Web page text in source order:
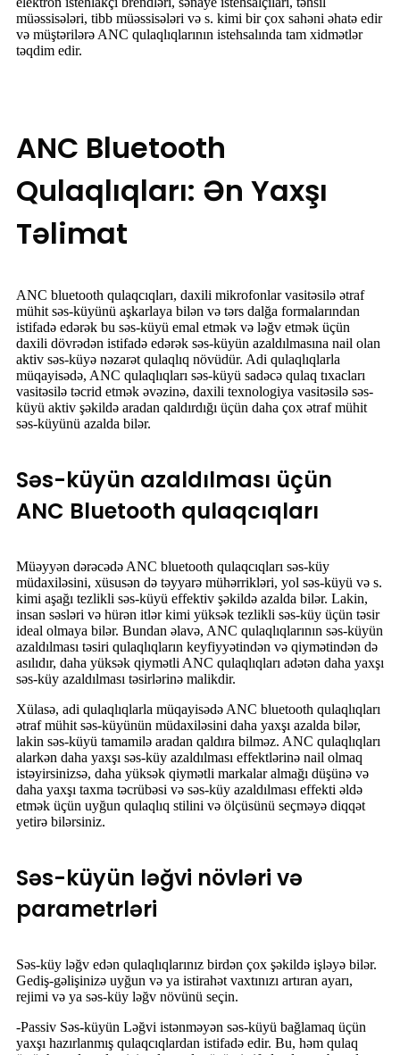
müəssisələri, tibb müəssisələri və s. kimi bir çox sahəni əhatə edir
və müştərilərə ANC qulaqlıqlarının istehsalında tam xidmətlər
təqdim edir.
ANC Bluetooth
Qulaqlıqları: Ən Yaxşı
Təlimat
ANC bluetooth qulaqcıqları, daxili mikrofonlar vasitəsilə ətraf
mühit səs-küyünü aşkarlaya bilən və tərs dalğa formalarından
istifadə edərək bu səs-küyü emal etmək və ləğv etmək üçün
daxili dövrədən istifadə edərək səs-küyün azaldılmasına nail olan
aktiv səs-küyə nəzarət qulaqlıq növüdür. Adi qulaqlıqlarla
müqayisədə, ANC qulaqlıqları səs-küyü sadəcə qulaq tıxacları
vasitəsilə təcrid etmək əvəzinə, daxili texnologiya vasitəsilə səs-
küyü aktiv şəkildə aradan qaldırdığı üçün daha çox ətraf mühit
səs-küyünü azalda bilər.
Səs-küyün azaldılması üçün
ANC Bluetooth qulaqcıqları
Müəyyən dərəcədə ANC bluetooth qulaqcıqları səs-küy
müdaxiləsini, xüsusən də təyyarə mühərrikləri, yol səs-küyü və s.
kimi aşağı tezlikli səs-küyü effektiv şəkildə azalda bilər. Lakin,
insan səsləri və hürən itlər kimi yüksək tezlikli səs-küy üçün təsir
ideal olmaya bilər. Bundan əlavə, ANC qulaqlıqlarının səs-küyün
azaldılması təsiri qulaqlıqların keyfiyyətindən və qiymətindən də
asılıdır, daha yüksək qiymətli ANC qulaqlıqları adətən daha yaxşı
səs-küy azaldılması təsirlərinə malikdir.
Xülasə, adi qulaqlıqlarla müqayisədə ANC bluetooth qulaqlıqları
ətraf mühit səs-küyünün müdaxiləsini daha yaxşı azalda bilər,
lakin səs-küyü tamamilə aradan qaldıra bilməz. ANC qulaqlıqları
alarkən daha yaxşı səs-küy azaldılması effektlərinə nail olmaq
istəyirsinizsə, daha yüksək qiymətli markalar almağı düşünə və
daha yaxşı taxma təcrübəsi və səs-küy azaldılması effekti əldə
etmək üçün uyğun qulaqlıq stilini və ölçüsünü seçməyə diqqət
yetirə bilərsiniz.
Səs-küyün ləğvi növləri və
parametrləri
Səs-küy ləğv edən qulaqlıqlarınız birdən çox şəkildə işləyə bilər.
Gediş-gəlişinizə uyğun və ya istirahət vaxtınızı artıran ayarı,
rejimi və ya səs-küy ləğv növünü seçin.
-Passiv Səs-küyün Ləğvi istənməyən səs-küyü bağlamaq üçün
yaxşı hazırlanmış qulaqcıqlardan istifadə edir. Bu, həm qulaq